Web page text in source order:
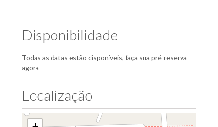
Disponibilidade
Todas as datas estão disponíveis, faça sua pré-reserva
agora
Localização